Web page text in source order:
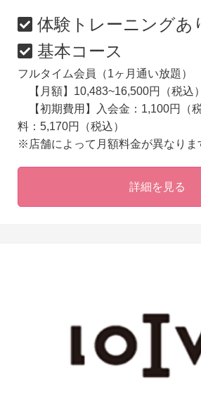
体験トレーニングあ
基本コース
フルタイム会員（1ヶ月通い放題）
【月額】10,483~16,500円（税込）
【初期費用】入会金：1,100円（
料：5,170円（税込）
※店舗によって月額料金が異なりま
詳細を見る